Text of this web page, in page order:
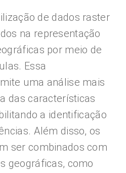
de dados raster
na representação
por meio de
Essa
uma análise mais
das características
a identificação
Além disso, os
ser combinados com
geográficas, como